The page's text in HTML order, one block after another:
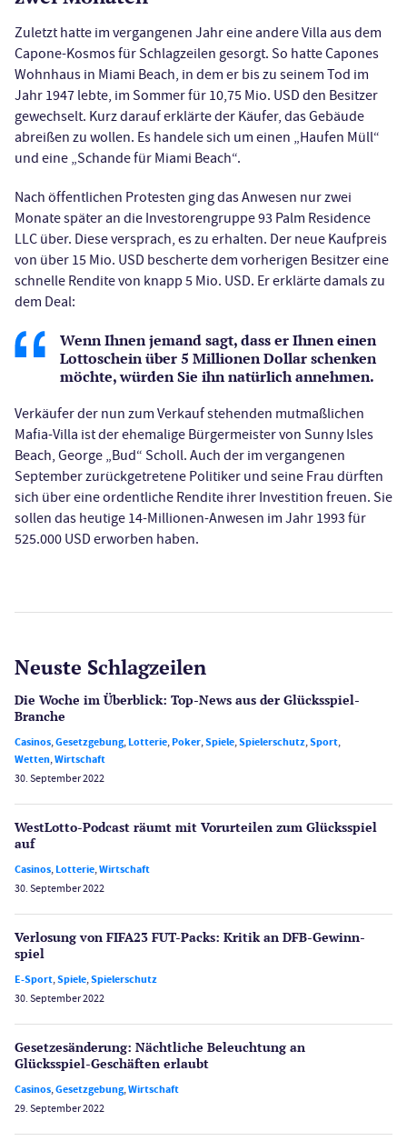
Zuletzt hatte im vergangenen Jahr eine andere Villa aus dem
Capone-Kosmos für Schlagzeilen gesorgt. So hatte Capones
Wohnhaus in Miami Beach, in dem er bis zu seinem Tod im
Jahr 1947 lebte, im Sommer für 10,75 Mio. USD den Besitzer
gewechselt. Kurz darauf erklärte der Käufer, das Gebäude
abreißen zu wollen. Es handele sich um einen „Haufen Müll“
und eine „Schande für Miami Beach“.
Nach öffentlichen Protesten ging das Anwesen nur zwei
Monate später an die Investorengruppe 93 Palm Residence
LLC über. Diese versprach, es zu erhalten. Der neue Kaufpreis
von über 15 Mio. USD bescherte dem vorherigen Besitzer eine
schnelle Rendite von knapp 5 Mio. USD. Er erklärte damals zu
dem Deal:
Wenn Ihnen jemand sagt, dass er Ihnen einen
Lottoschein über 5 Millionen Dollar schenken
möchte, würden Sie ihn natürlich annehmen.
Verkäufer der nun zum Verkauf stehenden mutmaßlichen
Mafia-Villa ist der ehemalige Bürgermeister von Sunny Isles
Beach, George „Bud“ Scholl. Auch der im vergangenen
September zurückgetretene Politiker und seine Frau dürften
sich über eine ordentliche Rendite ihrer Investition freuen. Sie
sollen das heutige 14-Millionen-Anwesen im Jahr 1993 für
525.000 USD erworben haben.
Neuste Schlagzeilen
Die Woche im Überblick: Top-News aus der Glücksspiel-
Branche
Casinos,Gesetzgebung,Lotterie,Poker,Spiele,Spielerschutz,Sport,
Wetten,Wirtschaft
30. September 2022
WestLotto-Podcast räumt mit Vorurteilen zum Glücksspiel
auf
Casinos,Lotterie,Wirtschaft
30. September 2022
Verlosung von FIFA23 FUT-Packs: Kritik an DFB-Gewinn­
spiel
E-Sport,Spiele,Spielerschutz
30. September 2022
Gesetzes­änderung: Nächtliche Beleuch­tung an
Glücksspiel-Geschäften erlaubt
Casinos,Gesetzgebung,Wirtschaft
29. September 2022